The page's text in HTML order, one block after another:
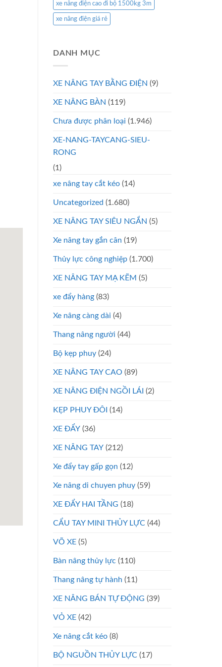
xe nâng điện cao đi bộ 1500kg 3m
xe nâng điện giá rẻ
DANH MỤC
XE NÂNG TAY BẰNG ĐIỆN (9)
XE NÂNG BÀN (119)
Chưa được phân loại (1.946)
XE-NANG-TAYCANG-SIEU-
RONG
(1)
xe nâng tay cắt kéo (14)
Uncategorized (1.680)
XE NÂNG TAY SIÊU NGẮN (5)
Xe nâng tay gắn cân (19)
Thủy lực công nghiệp (1.700)
XE NÂNG TAY MẠ KẼM (5)
xe đẩy hàng (83)
Xe nâng càng dài (4)
Thang nâng người (44)
Bộ kẹp phuy (24)
XE NÂNG TAY CAO (89)
XE NÂNG ĐIỆN NGỒI LÁI (2)
KẸP PHUY ĐÔI (14)
XE ĐẨY (36)
XE NÂNG TAY (212)
Xe đẩy tay gấp gọn (12)
Xe nâng di chuyen phuy (59)
XE ĐẨY HAI TẦNG (18)
CẨU TAY MINI THỦY LỰC (44)
VÕ XE (5)
Bàn nâng thủy lực (110)
Thang nâng tự hành (11)
XE NÂNG BÁN TỰ ĐỘNG (39)
VỎ XE (42)
Xe nâng cắt kéo (8)
BỘ NGUỒN THỦY LỰC (17)